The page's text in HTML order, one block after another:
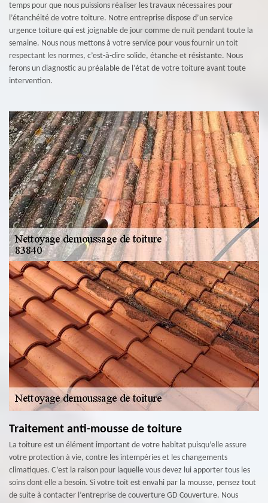
temps pour que nous puissions réaliser les travaux nécessaires pour
l’étanchéité de votre toiture. Notre entreprise dispose d’un service
urgence toiture qui est joignable de jour comme de nuit pendant toute la
semaine. Nous nous mettons à votre service pour vous fournir un toit
respectant les normes, c’est-à-dire solide, étanche et résistante. Nous
ferons un diagnostic au préalable de l’état de votre toiture avant toute
intervention.
Traitement anti-mousse de toiture
La toiture est un élément important de votre habitat puisqu’elle assure
votre protection à vie, contre les intempéries et les changements
climatiques. C’est la raison pour laquelle vous devez lui apporter tous les
soins dont elle a besoin. Si votre toit est envahi par la mousse, pensez tout
de suite à contacter l’entreprise de couverture GD Couverture. Nous